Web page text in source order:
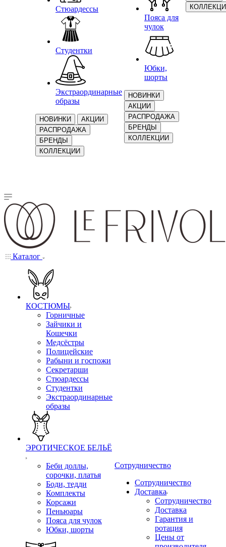
Стюардессы
Студентки
Экстраординарные
образы
НОВИНКИ
АКЦИИ
РАСПРОДАЖА
БРЕНДЫ
КОЛЛЕКЦИИ
Пояса для
чулок
Юбки,
шорты
НОВИНКИ
АКЦИИ
РАСПРОДАЖА
БРЕНДЫ
КОЛЛЕКЦИИ
Каталог
КОСТЮМЫ
Горничные
Зайчики и
Кошечки
Медсёстры
Полицейские
Рабыни и госпожи
Секретарши
Стюардессы
Студентки
Экстраординарные
образы
ЭРОТИЧЕСКОЕ БЕЛЬЁ
Беби доллы,
сорочки, платья
Боди, тедди
Комплекты
Корсажи
Пеньюары
Пояса для чулок
Юбки, шорты
Сотрудничество
Сотрудничество
Доставка
Сотрудничество
Доставка
Гарантия и
ротация
Цены от